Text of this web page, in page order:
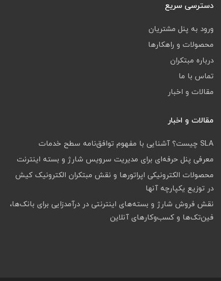
دسترسی سریع
ورود به پنل مشتریان
محصولات و راهکارها
درباره مبتکران
تماس با ما
مقالات و اخبار
مقالات و اخبار
SLA چیست؟ آشنایی با مفهوم توافق‌نامه سطح خدمات
معرفی پنل حرفه‌ای برای مدیریت سرویس شارژ و بسته اینترنت
محصولات الکترونیکی اپراتورها و نقش مبتکران الکترونیک کیش
در توزیع یکپارچه آنها
نقش فروش شارژ و بسته‌های اینترنتی در درآمدزایی برای بانک‌ها،
فین‌تک‌ها و کسب‌وکارهای آنلاین